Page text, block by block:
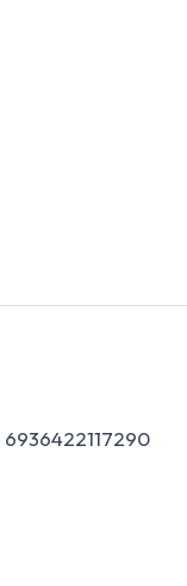
6936422117290